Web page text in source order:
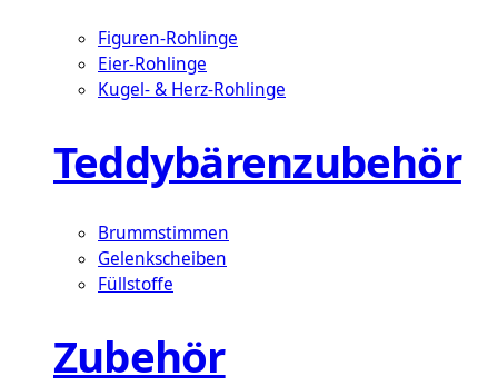
Figuren-Rohlinge
Eier-Rohlinge
Kugel- & Herz-Rohlinge
Teddybärenzubehör
Brummstimmen
Gelenkscheiben
Füllstoffe
Zubehör